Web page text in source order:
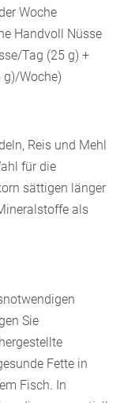
Woche
Handvoll Nüsse
Tag (25 g) +
Woche)
Reis und Mehl
für die
sättigen länger
als
Sie
Fette in
Fisch. In